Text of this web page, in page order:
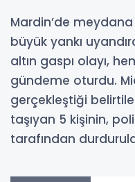
Mardin’de
büyük yankı
altın gaspı olayı,
gündeme oturdu.
gerçekleştiği
taşıyan 5 kişinin,
tarafından